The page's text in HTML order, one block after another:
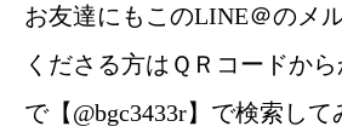
お友達にもこのLINE＠のメ
くださる方はＱＲコードか
で【@bgc3433r】で検索し